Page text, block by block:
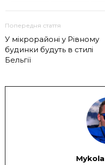
Попередня стаття
У мікрорайоні у Рівному
будинки будуть в стилі
Бельгії